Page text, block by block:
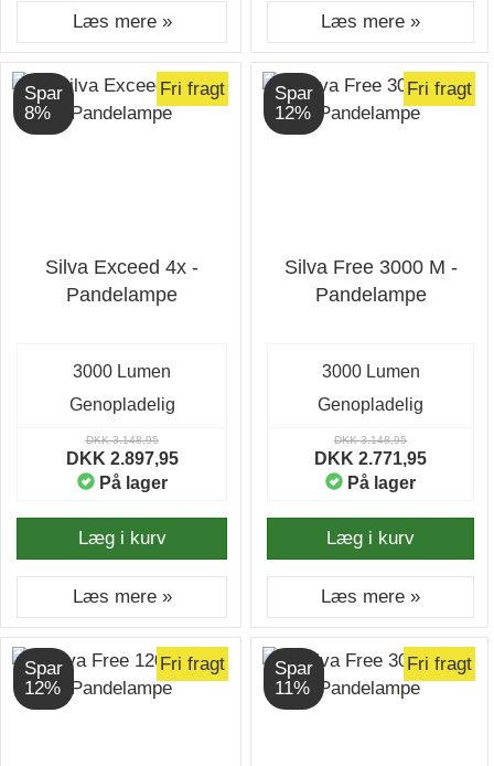
Læs mere » Læs mere »
Spar
8%
Fri fragt
Silva Exceed 4x -
Pandelampe
3000 Lumen
Genopladelig
DKK 3.148,95
DKK 2.897,95
På lager
Læg i kurv
Læs mere »
Spar
12%
Fri fragt
Silva Free 3000 M -
Pandelampe
3000 Lumen
Genopladelig
DKK 3.148,95
DKK 2.771,95
På lager
Læg i kurv
Læs mere »
Spar
12%
Fri fragt
Spar
11%
Fri fragt